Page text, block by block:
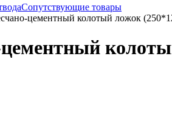
Сопутствующие товары
цементный колотый ложок